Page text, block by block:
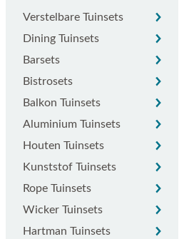
Verstelbare tuinsets
Verstelbare Tuinsets
Dining tuinsets
Dining Tuinsets
Barsets
Barsets
Bistrosets
Bistrosets
Balkon tuinsets
Balkon Tuinsets
Aluminium tuinsets
Aluminium Tuinsets
Houten tuinsets
Houten Tuinsets
Kunststof tuinsets
Kunststof Tuinsets
Rope tuinsets
Rope Tuinsets
Wicker tuinsets
Wicker Tuinsets
Hartman tuinsets
Hartman Tuinsets